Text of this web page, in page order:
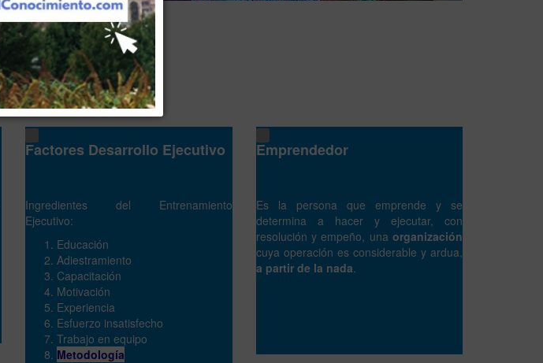
Factores Desarrollo Ejecutivo
Ingredientes del Entrenamiento
Ejecutivo:
Educación
Adiestramiento
Capacitación
Motivación
Experiencia
Esfuerzo insatisfecho
Trabajo en equipo
Metodología
Emprendedor
Es la persona que emprende y se
determina a hacer y ejecutar, con
resolución y empeño, una organización
cuya operación es considerable y ardua,
a partir de la nada.